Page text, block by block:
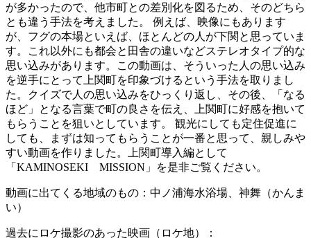
が多かったので、他市町との差別化を図るため、そのどちら
とも違う手法を考えました。 例えば、映像にもあります
が、フグの本場といえば、ほとんどの人が下関と思っていま
す。これ以外にも都会と田舎の違いなどステレオタイプ的な
思い込みがあります。この動画は、そういった人の思い込み
を逆手にとって上関町を印象づけるという手法を取りまし
た。クイズで人の思い込みをひっくり返し、その後、「なる
ほど」となる言葉で町の良さを伝え、上関町に好感を抱いて
もらうことを狙いとしています。 観光にしても定住促進に
しても、まずは知ってもらうことが一番と思って、親しみや
すい動画を作りました。上関町導入編として
「KAMINOSEKI MISSION」を是非ご覧ください。
動画に出てくる地域のもの：中ノ浦海水浴場、神舞（かんま
い）
過去にロケ撮影のあった映画（ロケ地）：